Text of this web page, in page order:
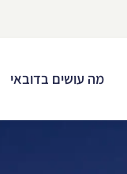
מה עושים בדובאי